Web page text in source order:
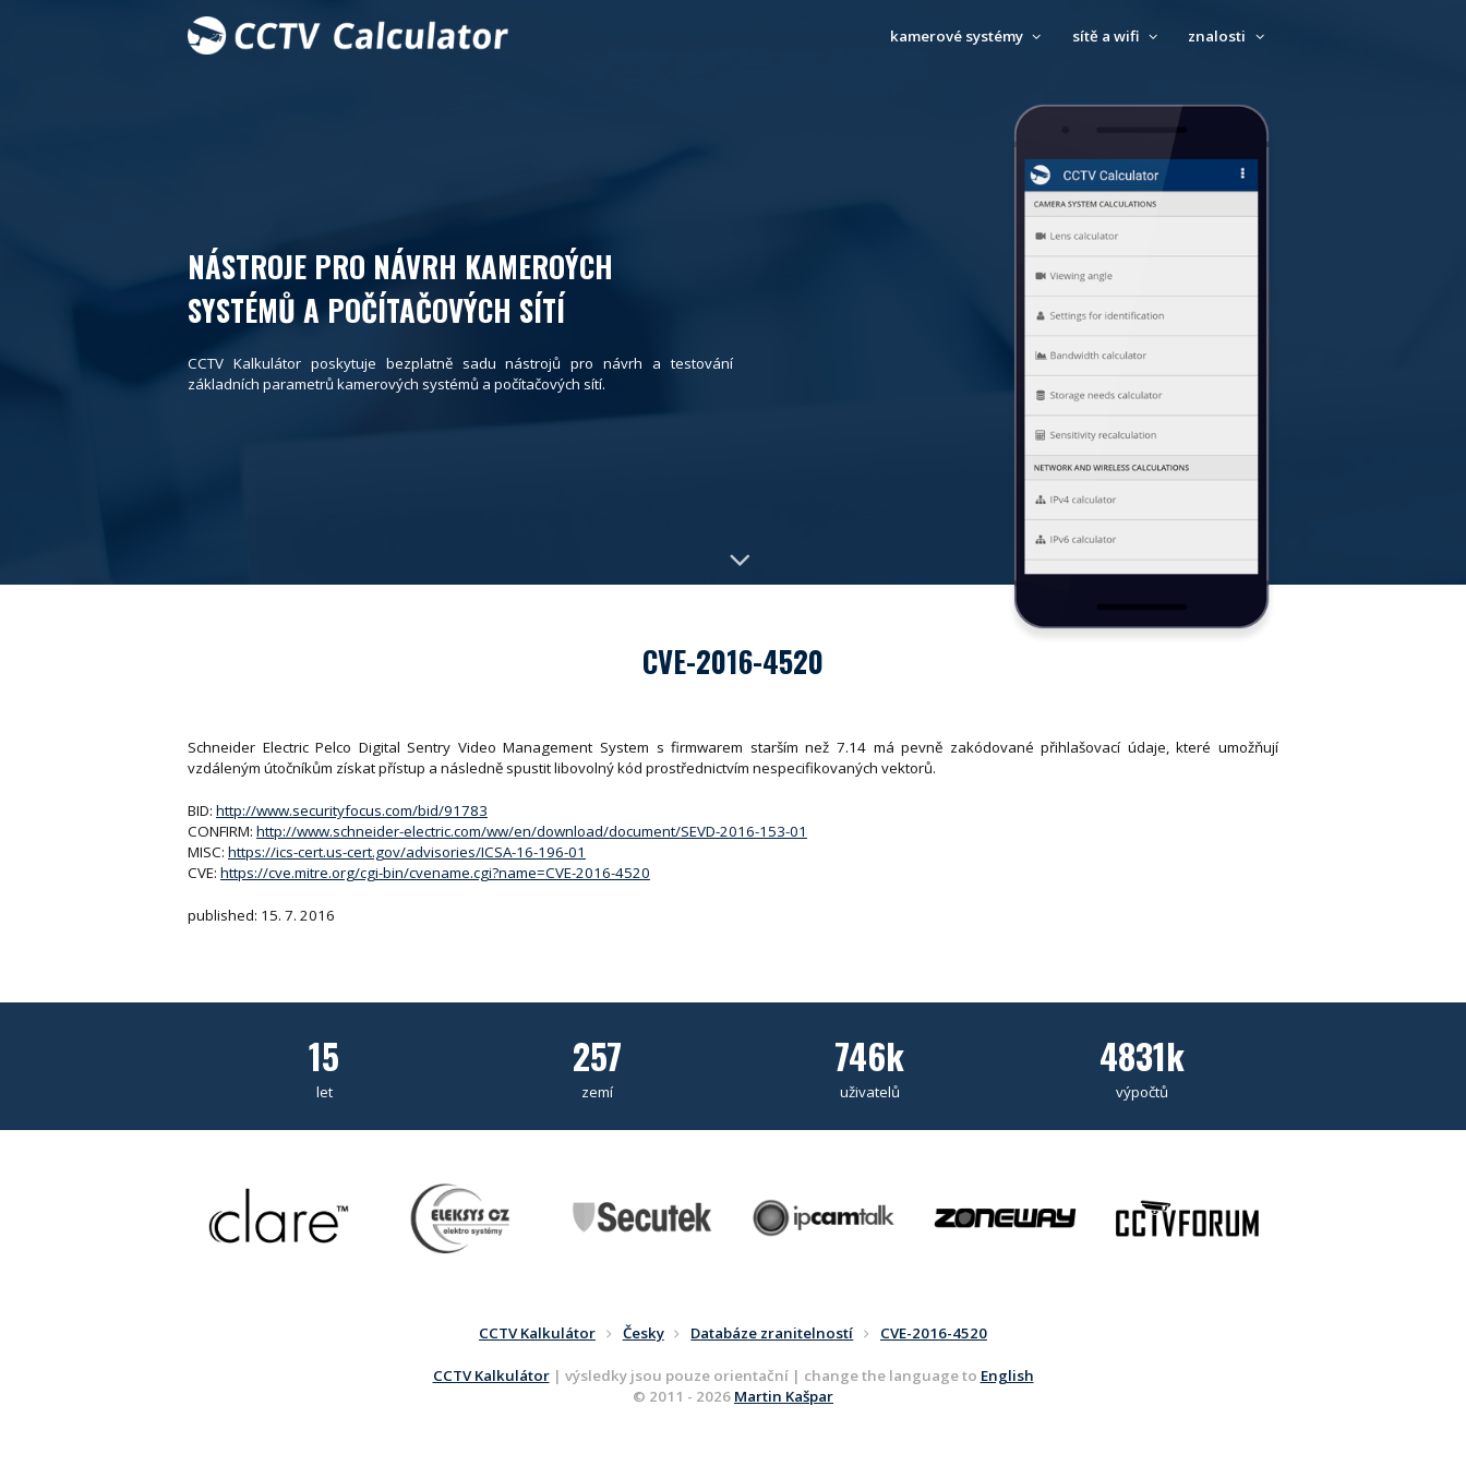
kamerové systémy sítě a wifi znalosti
NÁSTROJE PRO NÁVRH KAMEROÝCH
SYSTÉMŮ A POČÍTAČOVÝCH SÍTÍ
CCTV Kalkulátor poskytuje bezplatně sadu nástrojů pro návrh a testování
základních parametrů kamerových systémů a počítačových sítí.
CVE-2016-4520
Schneider Electric Pelco Digital Sentry Video Management System s firmwarem starším než 7.14 má pevně zakódované přihlašovací údaje, které umožňují
vzdáleným útočníkům získat přístup a následně spustit libovolný kód prostřednictvím nespecifikovaných vektorů.
BID: http://www.securityfocus.com/bid/91783
CONFIRM: http://www.schneider-electric.com/ww/en/download/document/SEVD-2016-153-01
MISC: https://ics-cert.us-cert.gov/advisories/ICSA-16-196-01
CVE: https://cve.mitre.org/cgi-bin/cvename.cgi?name=CVE-2016-4520
published: 15. 7. 2016
15
let
257
zemí
746k
uživatelů
4831k
výpočtů
CCTV Kalkulátor Česky Databáze zranitelností CVE-2016-4520
CCTV Kalkulátor| výsledky jsou pouze orientační | change the language to English
© 2011 - 2026 Martin Kašpar